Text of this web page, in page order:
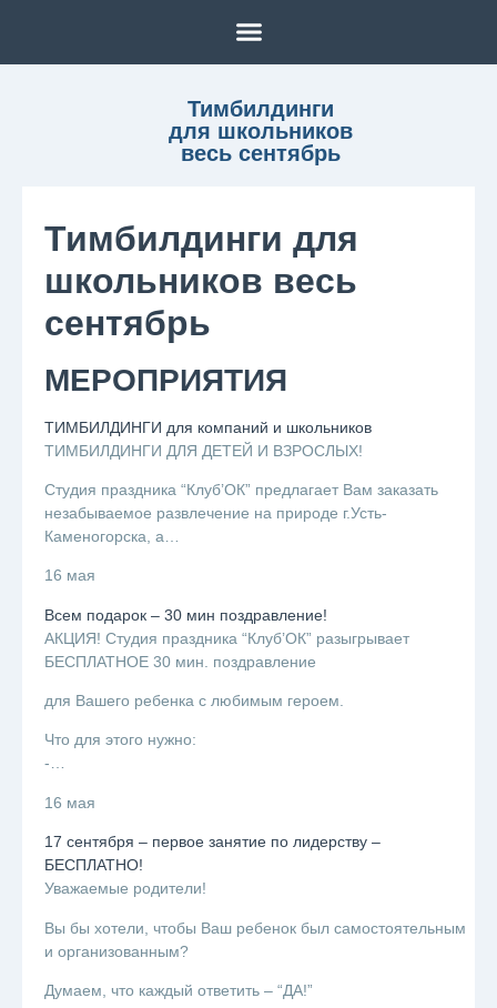
Тимбилдинги
для школьников
весь сентябрь
Тимбилдинги для
школьников весь
сентябрь
МЕРОПРИЯТИЯ
ТИМБИЛДИНГИ для компаний и школьников
ТИМБИЛДИНГИ ДЛЯ ДЕТЕЙ И ВЗРОСЛЫХ!
Студия праздника “Клуб’ОК” предлагает Вам заказать
незабываемое развлечение на природе г.Усть-
Каменогорска, а…
16 мая
Всем подарок – 30 мин поздравление!
АКЦИЯ! Студия праздника “Клуб’ОК” разыгрывает
БЕСПЛАТНОЕ 30 мин. поздравление
для Вашего ребенка с любимым героем.
Что для этого нужно:
-…
16 мая
17 сентября – первое занятие по лидерству –
БЕСПЛАТНО!
Уважаемые родители!
Вы бы хотели, чтобы Ваш ребенок был самостоятельным
и организованным?
Думаем, что каждый ответить – “ДА!”